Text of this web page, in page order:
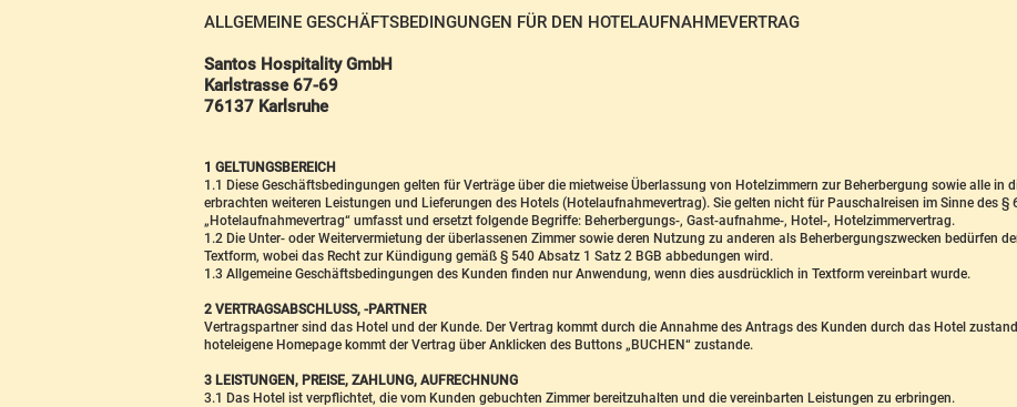
ALLGEMEINE GESCHÄFTSBEDINGUNGEN FÜR DEN HOTELAUFNAHMEVERTRAG
Santos Hospitality GmbH
Karlstrasse 67-69
76137 Karlsruhe
1 GELTUNGSBEREICH
1.1 Diese Geschäftsbedingungen gelten für Verträge über die mietweise Überlassung von Hotelzimmern zur Beherbergung sowie alle in
erbrachten weiteren Leistungen und Lieferungen des Hotels (Hotelaufnahmevertrag). Sie gelten nicht für Pauschalreisen im Sinne des §
„Hotelaufnahmevertrag“ umfasst und ersetzt folgende Begriffe: Beherbergungs-, Gast-aufnahme-, Hotel-, Hotelzimmervertrag.
1.2 Die Unter- oder Weitervermietung der überlassenen Zimmer sowie deren Nutzung zu anderen als Beherbergungszwecken bedürfen
Textform, wobei das Recht zur Kündigung gemäß § 540 Absatz 1 Satz 2 BGB abbedungen wird.
1.3 Allgemeine Geschäftsbedingungen des Kunden finden nur Anwendung, wenn dies ausdrücklich in Textform vereinbart wurde.
2 VERTRAGSABSCHLUSS, -PARTNER
Vertragspartner sind das Hotel und der Kunde. Der Vertrag kommt durch die Annahme des Antrags des Kunden durch das Hotel
hoteleigene Homepage kommt der Vertrag über Anklicken des Buttons „BUCHEN“ zustande.
3 LEISTUNGEN, PREISE, ZAHLUNG, AUFRECHNUNG
3.1 Das Hotel ist verpflichtet, die vom Kunden gebuchten Zimmer bereitzuhalten und die vereinbarten Leistungen zu erbringen.